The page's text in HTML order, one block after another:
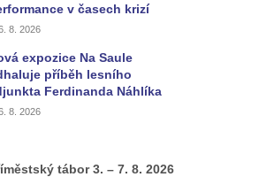
v časech krizí
8. 2026
expozice Na Saule
příběh lesního
Ferdinanda Náhlíka
8. 2026
tábor 3. – 7. 8. 2026